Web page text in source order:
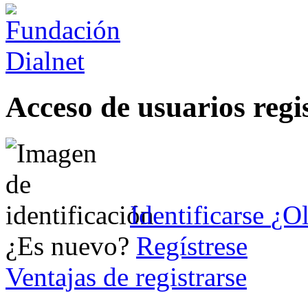
Acceso de usuarios
Identificarse
¿Es nuevo? Regístrese
Ventajas de registrarse